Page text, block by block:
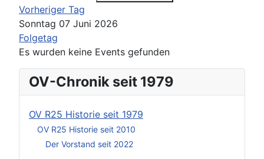
OV-Chronik seit 1979
OV R25 Historie seit 1979
OV R25 Historie seit 2010
Der Vorstand seit 2022
Vorheriger Tag
Sonntag 07 Juni 2026
Folgetag
Es wurden keine Events gefunden